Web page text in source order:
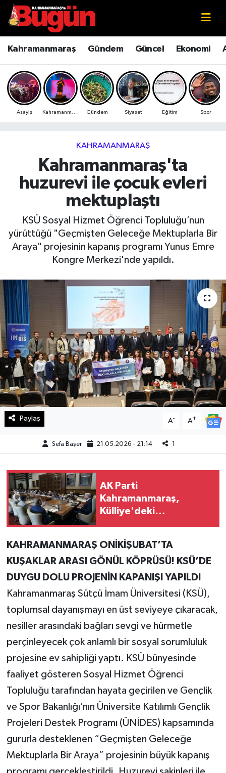
Kahramanmaraş Gündem Güncel Ekonomi
Asayiş Gündem Siyaset Eğitim Spor
KAHRAMANMARAŞ
Kahramanmaraş'ta
huzurevi ile çocuk evleri
mektuplaştı
KSÜ Sosyal Hizmet Öğrenci Topluluğu’nun
yürüttüğü "Geçmişten Geleceğe Mektuplarla Bir
Araya" projesinin kapanış programı Yunus Emre
Kongre Merkezi'nde yapıldı.
Paylaş A- A+
Sefa Başer 21.05.2026 - 21:14 1
AK Parti
Kahramanmaraş,
Külliye'deki
KAHRAMANMARAŞ ONİKİŞUBAT’TA
KUŞAKLAR ARASI GÖNÜL KÖPRÜSÜ! KSÜ’DE
DUYGU DOLU PROJENİN KAPANIŞI YAPILDI
Kahramanmaraş Sütçü İmam Üniversitesi (KSÜ),
toplumsal dayanışmayı en üst seviyeye çıkaracak,
nesiller arasındaki bağları sevgi ve hürmetle
perçinleyecek çok anlamlı bir sosyal sorumluluk
projesine ev sahipliği yaptı. KSÜ bünyesinde
faaliyet gösteren Sosyal Hizmet Öğrenci
Topluluğu tarafından hayata geçirilen ve Gençlik
ve Spor Bakanlığı’nın Üniversite Katılımlı Gençlik
Projeleri Destek Programı (ÜNİDES) kapsamında
gururla desteklenen “Geçmişten Geleceğe
Mektuplarla Bir Araya” projesinin büyük kapanış
Kahramanmaraş
Kahramanmaraş Sokak Röportajları
Bilim ve Teknoloji
Çevre
Ekonomi
Güncel
Haberde İnsan
Magazin
Manşet Altı
Manşetler
Resmi İlan
Sağlık
Spor
Teknoloji
Yaşam
KAHRAMANMARAŞ
Kahramanmaraş Nöbetçi Eczaneler
Kahramanmaraş Hava Durumu
Kahramanmaraş Namaz Vakitleri
Kahramanmaraş Trafik Yoğunluk Haritası
Süper Lig Puan Durumu ve Fikstür
Tüm Manşetler
Son Dakika Haberleri
Haber Arşivi